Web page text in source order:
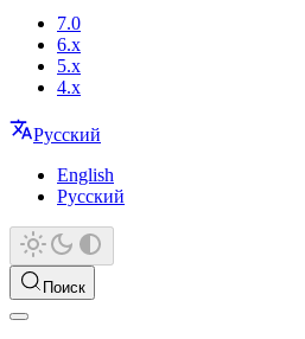
7.0
6.x
5.x
4.x
Русский
English
Русский
Поиск